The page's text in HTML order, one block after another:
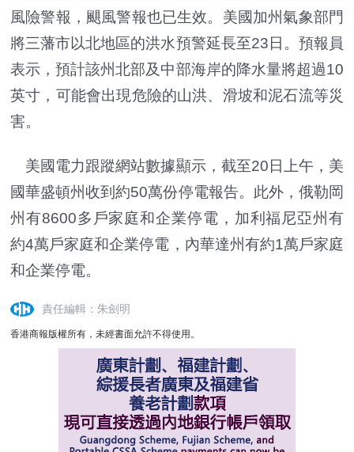
風險警報，颶風警報也已生效。美國加州氣象部門
將三藩市以北地區的洪水預警延長至23日。預報員
表示，預計該州北部及中部海岸的降水量將超過10
英寸，可能會出現危險的山洪、滑坡和泥石流等災
害。
美國電力跟蹤網站數據顯示，截至20日上午，美
國華盛頓州收到約50萬份停電報告。此外，俄勒岡
州有8600多戶家庭和企業停電，加利福尼亞州有
約4萬戶家庭和企業停電，內華達州有約1萬戶家庭
和企業停電。
責任編輯：朱劍明
香港商報版權所有，未經書面允許不得使用。